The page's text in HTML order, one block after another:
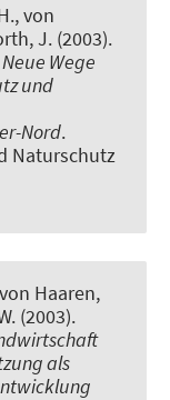
von
J. (2003).
Wege
und
Nord.
Naturschutz
Haaren,
(2003).
als